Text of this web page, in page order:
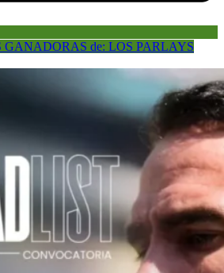
GANADORAS de: LOS PARLAYS